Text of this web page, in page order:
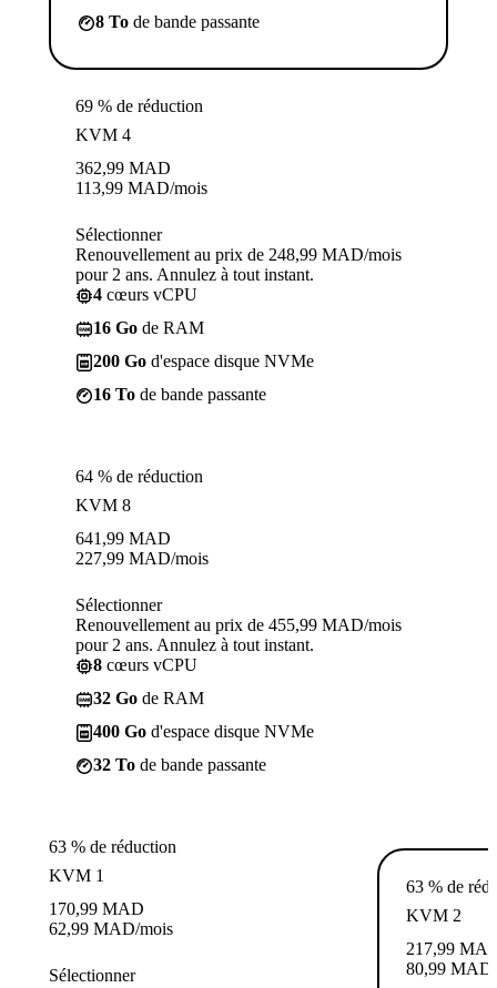
8 To de bande passante
69 % de réduction
KVM 4
362,99 MAD
113,99 MAD/mois
Sélectionner
Renouvellement au prix de 248,99 MAD/mois
pour 2 ans. Annulez à tout instant.
4 cœurs vCPU
16 Go de RAM
200 Go d'espace disque NVMe
16 To de bande passante
64 % de réduction
KVM 8
641,99 MAD
227,99 MAD/mois
Sélectionner
Renouvellement au prix de 455,99 MAD/mois
pour 2 ans. Annulez à tout instant.
8 cœurs vCPU
32 Go de RAM
400 Go d'espace disque NVMe
32 To de bande passante
63 % de réduction
KVM 1
170,99 MAD
62,99 MAD/mois
Sélectionner
63 % de
KVM 2
217,99
80,99 MAD